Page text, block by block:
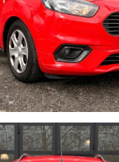
in vendita
redatti con la
o imprecisioni non